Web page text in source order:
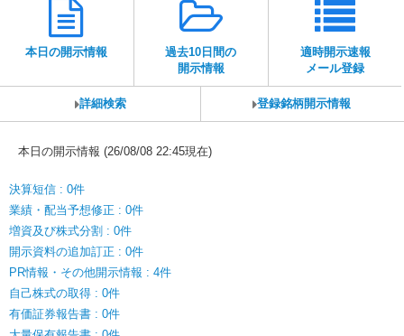
本日の開示情報
過去10日間の
開示情報
適時開示速報
メール登録
詳細検索 登録銘柄開示情報
本日の開示情報 (26/08/08 22:45現在)
決算短信 : 0件
業績・配当予想修正 : 0件
増資及び株式分割 : 0件
開示資料の追加訂正 : 0件
PR情報・その他開示情報 : 4件
自己株式の取得 : 0件
有価証券報告書 : 0件